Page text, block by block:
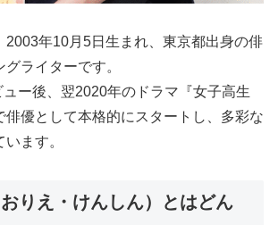
2003年10月5日生まれ、東京都出身の俳
ライターです。
ー後、翌2020年のドラマ『女子高生
俳優として本格的にスタートし、多彩な
ます。
りえ・けんしん）とはどん